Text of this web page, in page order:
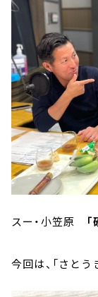
スー・小笠原 「
今回は、「さとう